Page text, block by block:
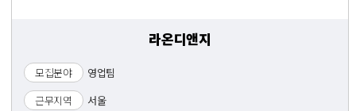
라온디앤지
모집분야
영업팀
근무지역
서울